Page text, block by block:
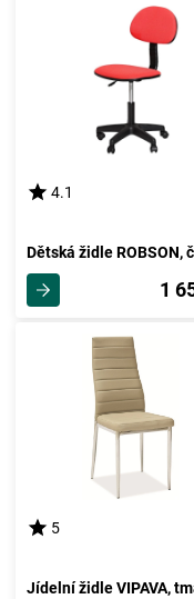
4.1
1
5